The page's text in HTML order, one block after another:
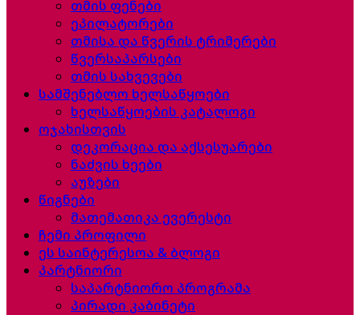
თმის ფენები
ეპილატორები
თმისა და წვერის ტრიმერები
წვერსაპარსები
თმის სახვევები
სამშენებლო ხელსაწყოები
ხელსაწყოების კატალოგი
ოჯახისთვის
დეკორაცია და აქსესუარები
ნაძვის ხეები
აუზები
წიგნები
მათემათიკა ევერესტი
ჩემი პროფილი
ეს საინტერესოა & ბლოგი
პარტნიორი
საპარტნიორო პროგრამა
პირადი კაბინეტი